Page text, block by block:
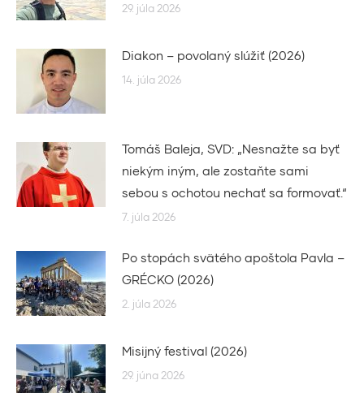
29. júla 2026
Diakon – povolaný slúžiť (2026)
14. júla 2026
Tomáš Baleja, SVD: „Nesnažte sa byť
niekým iným, ale zostaňte sami
sebou s ochotou nechať sa formovať.“
7. júla 2026
Po stopách svätého apoštola Pavla –
GRÉCKO (2026)
2. júla 2026
Misijný festival (2026)
29. júna 2026